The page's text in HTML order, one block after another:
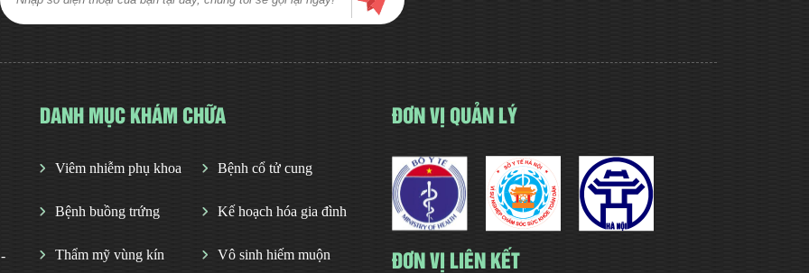
DANH MỤC KHÁM CHỮA
Viêm nhiễm phụ khoa Bệnh cổ tử cung
Bệnh buồng trứng Kế hoạch hóa gia đình
Thẩm mỹ vùng kín Vô sinh hiếm muộn
ĐƠN VỊ QUẢN LÝ
ĐƠN VỊ LIÊN KẾT